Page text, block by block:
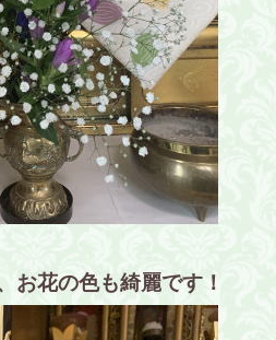
お花の色も綺麗です！